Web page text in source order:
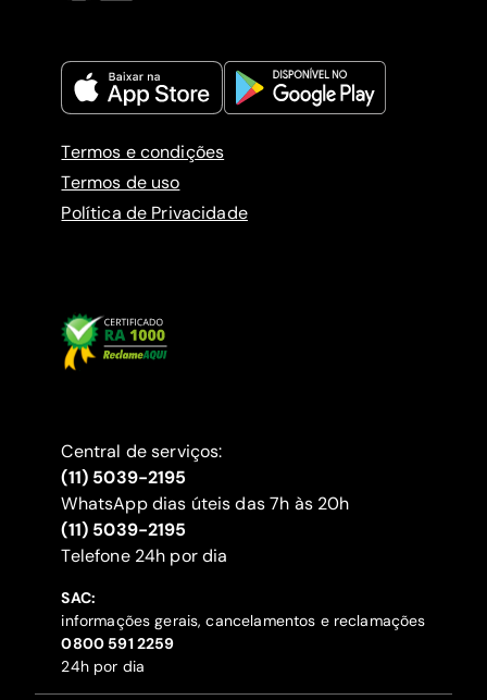
Termos e condições
Termos de uso
Política de Privacidade
Central de serviços:
(11) 5039-2195
WhatsApp dias úteis das 7h às 20h
(11) 5039-2195
‍Telefone 24h por dia
SAC:
informações gerais, cancelamentos e reclamações
‍0800 591 2259
24h por dia